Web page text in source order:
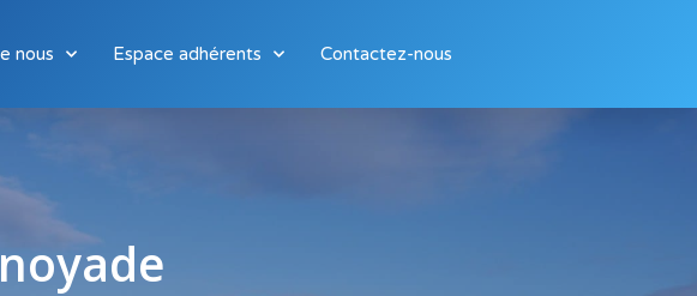
nous Espace adhérents Contactez-nous